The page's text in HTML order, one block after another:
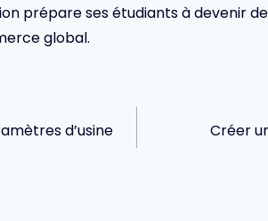
prépare ses étudiants à devenir
global.
d’usine
Créer